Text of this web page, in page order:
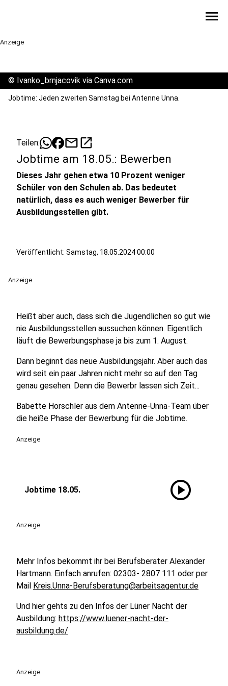
menu
Anzeige
© Ivanko_brnjacovik via Canva.com
Jobtime: Jeden zweiten Samstag bei Antenne Unna.
Teilen: mailopen_in_new
Jobtime am 18.05.: Bewerben
Dieses Jahr gehen etwa 10 Prozent weniger
Schüler von den Schulen ab. Das bedeutet
natürlich, dass es auch weniger Bewerber für
Ausbildungsstellen gibt.
Veröffentlicht: Samstag, 18.05.2024 00:00
Anzeige
Heißt aber auch, dass sich die Jugendlichen so gut wie
nie Ausbildungsstellen aussuchen können. Eigentlich
läuft die Bewerbungsphase ja bis zum 1. August.
Dann beginnt das neue Ausbildungsjahr. Aber auch das
wird seit ein paar Jahren nicht mehr so auf den Tag
genau gesehen. Denn die Bewerbr lassen sich Zeit...
Babette Horschler aus dem Antenne-Unna-Team über
die heiße Phase der Bewerbung für die Jobtime.
Anzeige
Jobtime 18.05. play_circle
Anzeige
Mehr Infos bekommt ihr bei Berufsberater Alexander
Hartmann. Einfach anrufen: 02303- 2807 111 oder per
Mail Kreis.Unna-Berufsberatung@arbeitsagentur.de
Und hier gehts zu den Infos der Lüner Nacht der
Ausbildung: https://www.luener-nacht-der-
ausbildung.de/
Anzeige